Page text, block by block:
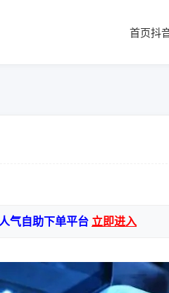
首页抖
气自助下单平台立即进入